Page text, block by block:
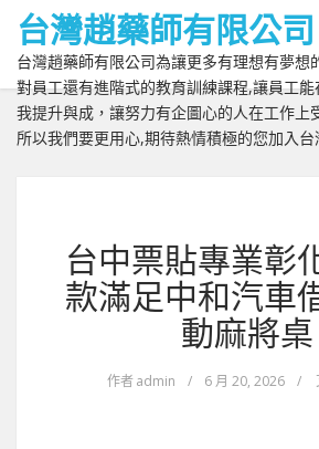
台灣趙藥師有限公司
台灣趙藥師有限公司為讓更多有理想有夢想
對員工還有進階式的教育訓練課程,讓員工
我提升與成，讓努力有企圖心的人在工作上
所以我們要更用心,期待熱情積極的您加入台
台中票貼專業彰
款滿足中和汽車
動麻將桌
作者admin / 6 月 20, 2026 /